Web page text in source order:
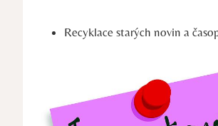
Recyklace starých novin a